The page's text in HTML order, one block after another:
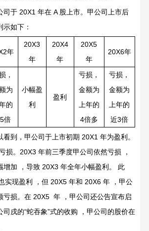
司于20X1 年在A 股上市。甲公司上市后
如下：
年
20X3
年
20X4
年
20X5
年
20X6年
，
为
的
倍
小幅盈
利
盈利
亏损，
金额为
上年的
4倍多
亏损，
金额为
上年的
近3倍
看到，甲公司于上市初期 20X1 年为盈利。
损。 20X3 年前三季度甲公司依然亏损
，
增加
，导致20X3 年全年小幅盈利。
此
实现盈利 ，但 20X5 年和 20X6 年
，甲公
亏损。在20X5 年
，甲公司还公告宣布启
司戌的“蛇吞象”式的收购
，甲公司的股价在